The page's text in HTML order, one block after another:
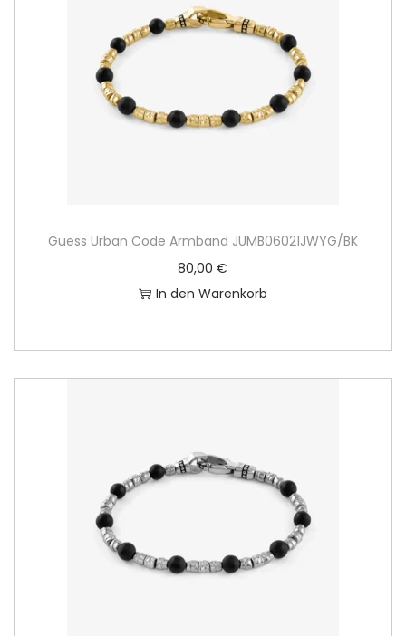
Guess Urban Code Armband JUMB06021JWYG/BK
80,00€
In den Warenkorb